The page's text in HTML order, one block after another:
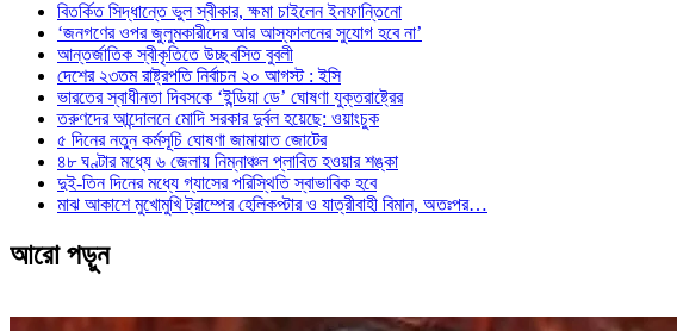
বিতর্কিত সিদ্ধান্তে ভুল স্বীকার, ক্ষমা চাইলেন ইনফান্তিনো
‘জনগণের ওপর জুলুমকারীদের আর আস্ফালনের সুযোগ হবে না’
আন্তর্জাতিক স্বীকৃতিতে উচ্ছ্বসিত বুবলী
দেশের ২৩তম রাষ্ট্রপতি নির্বাচন ২০ আগস্ট : ইসি
ভারতের স্বাধীনতা দিবসকে ‘ইন্ডিয়া ডে’ ঘোষণা যুক্তরাষ্ট্রের
তরুণদের আন্দোলনে মোদি সরকার দুর্বল হয়েছে: ওয়াংচুক
৫ দিনের নতুন কর্মসূচি ঘোষণা জামায়াত জোটের
৪৮ ঘণ্টার মধ্যে ৬ জেলায় নিম্নাঞ্চল প্লাবিত হওয়ার শঙ্কা
দুই-তিন দিনের মধ্যে গ্যাসের পরিস্থিতি স্বাভাবিক হবে
মাঝ আকাশে মুখোমুখি ট্রাম্পের হেলিকপ্টার ও যাত্রীবাহী বিমান, অতঃপর…
আরো পড়ুন